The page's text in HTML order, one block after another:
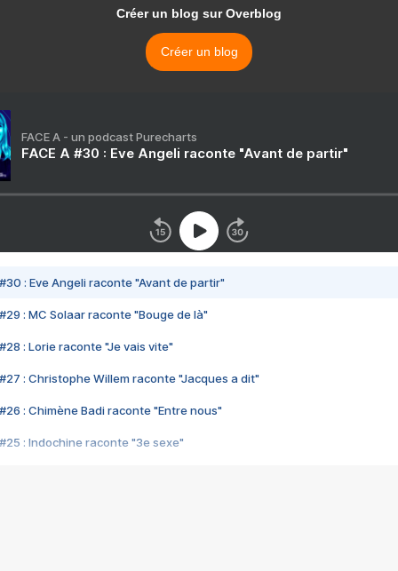
Créer un blog sur Overblog
Créer un blog
FACE A - un podcast Purecharts
FACE A #30 : Eve Angeli raconte "Avant de partir"
#30 : Eve Angeli raconte "Avant de partir"
#29 : MC Solaar raconte "Bouge de là"
#28 : Lorie raconte "Je vais vite"
#27 : Christophe Willem raconte "Jacques a dit"
#26 : Chimène Badi raconte "Entre nous"
#25 : Indochine raconte "3e sexe"